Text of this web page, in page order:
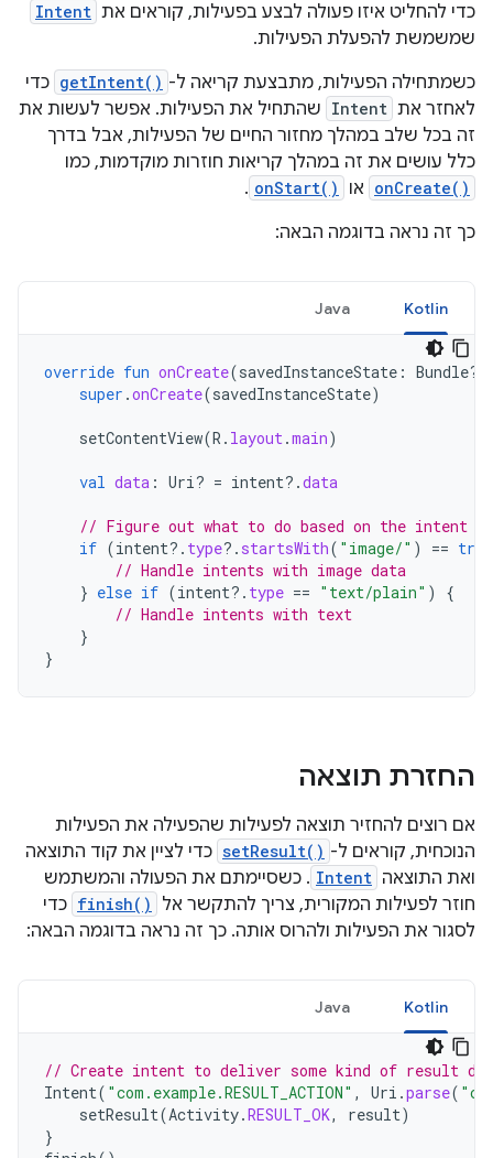
כדי להחליט איזו פעולה לבצע בפעילות, קוראים את Intent
שמשמשת להפעלת הפעילות.
כשמתחילה הפעילות, מתבצעת קריאה ל- getIntent() כדי
לאחזר את Intent שהתחיל את הפעילות. אפשר לעשות את
זה בכל שלב במהלך מחזור החיים של הפעילות, אבל בדרך
כלל עושים את זה במהלך קריאות חוזרות מוקדמות, כמו
onCreate() או onStart()
.
כך זה נראה בדוגמה הבאה:
Kotlin
Java
override fun onCreate(savedInstanceState : Bundle?)
super .onCreate(savedInstanceState)
setContentView(R . layout.main)
val data : Uri? = intent?.data
// Figure out what to do based on the intent
if (intent?. type?. startsWith( "image/" ) == true
// Handle intents with image data
} else if (intent?. type == "text/plain" )
{
// Handle intents with text
}
}
החזרת תוצאה
אם רוצים להחזיר תוצאה לפעילות שהפעילה את הפעילות
הנוכחית, קוראים ל- setResult() כדי לציין את קוד התוצאה
ואת התוצאה Intent . כשסיימתם את הפעולה והמשתמש
חוזר לפעילות המקורית, צריך להתקשר אל
finish() כדי
לסגור את הפעילות ולהרוס אותה. כך זה נראה בדוגמה הבאה:
Kotlin
Java
// Create intent to deliver some kind of result
Intent( "com.example.RESULT_ACTION" , Uri .parse(
setResult(Activity.RESULT_OK, result)
}